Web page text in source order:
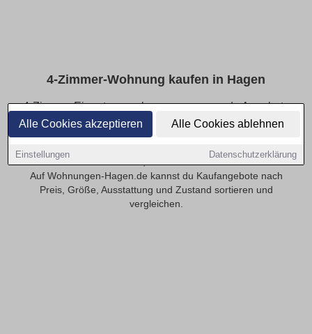
Alle Cookies akzeptieren Alle Cookies ablehnen
Einstellungen Datenschutzerklärung
4-Zimmer-Wohnung kaufen in Hagen
4-Zimmer-Eigentumswohnungen: passende Angebote
schnell finden
du mehr Raum für Familie, Gäste oder Homeoffice suchst.
Auf Wohnungen-Hagen.de kannst du Kaufangebote nach
Preis, Größe, Ausstattung und Zustand sortieren und
vergleichen.